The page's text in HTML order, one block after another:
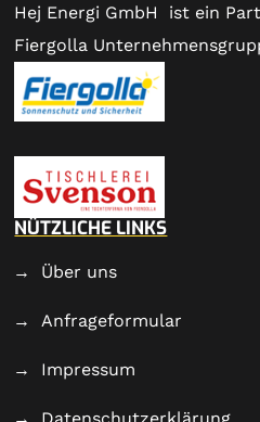
Hej Energi GmbH ist ein
Fiergolla
NÜTZLICHE LINKS
Über uns
Anfrageformular
Impressum